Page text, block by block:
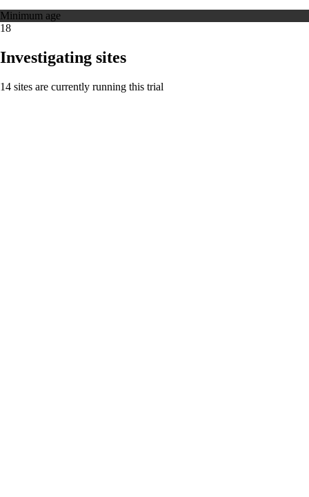
Minimum age
18
Investigating sites
14 sites are currently running this trial